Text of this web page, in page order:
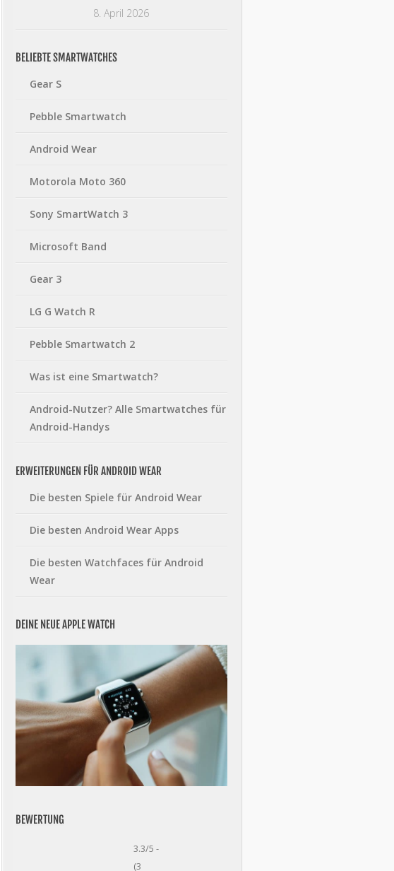
8. April 2026
BELIEBTE SMARTWATCHES
Gear S
Pebble Smartwatch
Android Wear
Motorola Moto 360
Sony SmartWatch 3
Microsoft Band
Gear 3
LG G Watch R
Pebble Smartwatch 2
Was ist eine Smartwatch?
Android-Nutzer? Alle Smartwatches für
Android-Handys
ERWEITERUNGEN FÜR ANDROID WEAR
Die besten Spiele für Android Wear
Die besten Android Wear Apps
Die besten Watchfaces für Android
Wear
DEINE NEUE APPLE WATCH
BEWERTUNG
3.3/5 -
(3